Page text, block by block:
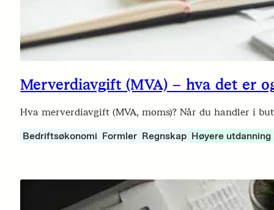
Merverdiavgift (MVA) – hva det er
Hva merverdiavgift (MVA, moms)? Når du handler i
Bedriftsøkonomi Formler Regnskap Høyere utdanning